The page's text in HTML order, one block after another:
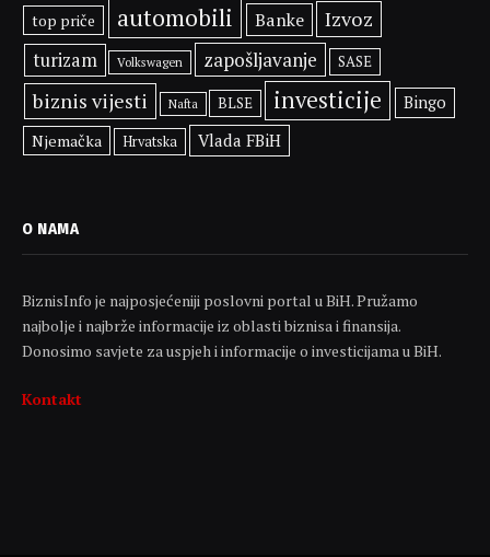
top priče automobili Banke Izvoz
turizam Volkswagen zapošljavanje SASE
biznis vijesti Nafta BLSE investicije
Bingo
Njemačka
Hrvatska Vlada FBiH
O NAMA
BiznisInfo je najposjećeniji poslovni portal u BiH. Pružamo
najbolje i najbrže informacije iz oblasti biznisa i finansija.
Donosimo savjete za uspjeh i informacije o investicijama u BiH.
Kontakt